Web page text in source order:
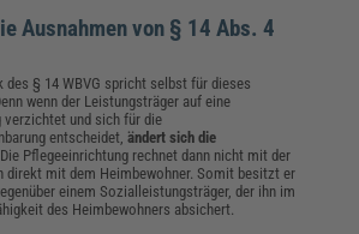
Ausnahmen von § 14 Abs. 4
des § 14 WBVG spricht selbst für dieses
wenn der Leistungsträger auf eine
verzichtet und sich für die
entscheidet,ändert sich die
Pflegeeinrichtung rechnet dann nicht mit der
direkt mit dem Heimbewohner. Somit besitzt er
einem Sozialleistungsträger, der ihn im
des Heimbewohners absichert.